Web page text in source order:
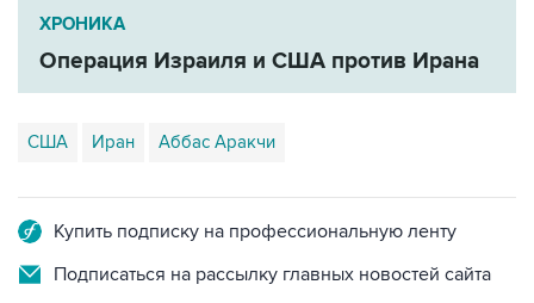
ХРОНИКА
Операция Израиля и США против Ирана
США Иран Аббас Аракчи
Купить подписку на профессиональную ленту
Подписаться на рассылку главных новостей сайта